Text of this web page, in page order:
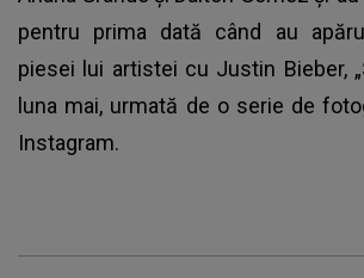
pentru prima dată când au
piesei lui artistei cu Justin Bieber,
luna mai, urmată de o serie de
Instagram.